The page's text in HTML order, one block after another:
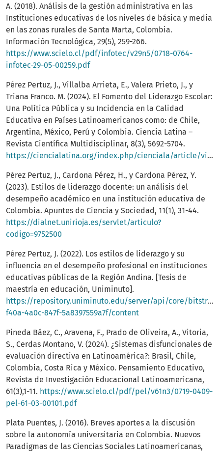
A. (2018). Análisis de la gestión administrativa en las
Instituciones educativas de los niveles de básica y media
en las zonas rurales de Santa Marta, Colombia.
Información Tecnológica, 29(5), 259-266.
https://www.scielo.cl/pdf/infotec/v29n5/0718-0764-
infotec-29-05-00259.pdf
Pérez Pertuz, J., Villalba Arrieta, E., Valera Prieto, J., y
Triana Franco. M. (2024). El Fomento del Liderazgo Escolar:
Una Política Pública y su Incidencia en la Calidad
Educativa en Países Latinoamericanos como: de Chile,
Argentina, México, Perú y Colombia. Ciencia Latina –
Revista Científica Multidisciplinar, 8(3), 5692-5704.
https://ciencialatina.org/index.php/cienciala/article/view/11771
Pérez Pertuz, J., Cardona Pérez, H., y Cardona Pérez, Y.
(2023). Estilos de liderazgo docente: un análisis del
desempeño académico en una institución educativa de
Colombia. Apuntes de Ciencia y Sociedad, 11(1), 31-44.
https://dialnet.unirioja.es/servlet/articulo?
codigo=9752500
Pérez Pertuz, J. (2022). Los estilos de liderazgo y su
influencia en el desempeño profesional en instituciones
educativas públicas de la Región Andina. [Tesis de
maestría en educación, Uniminuto].
https://repository.uniminuto.edu/server/api/core/
f40a-4a0c-847f-5a8397559a7f/content
Pineda Báez, C., Aravena, F., Prado de Oliveira, A., Vitoria,
S., Cerdas Montano, V. (2024). ¿Sistemas disfuncionales de
evaluación directiva en Latinoamérica?: Brasil, Chile,
Colombia, Costa Rica y México. Pensamiento Educativo,
Revista de Investigación Educacional Latinoamericana,
61(3),1-11. https://www.scielo.cl/pdf/pel/v61n3/0719-0409-
pel-61-03-00101.pdf
Plata Puentes, J. (2016). Breves aportes a la discusión
sobre la autonomía universitaria en Colombia. Nuevos
Paradigmas de las Ciencias Sociales Latinoamericanas,